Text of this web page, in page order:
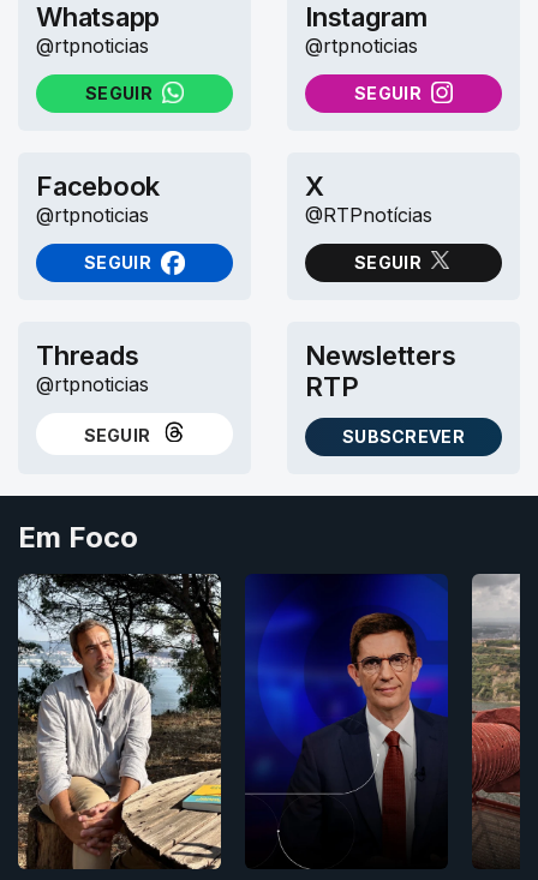
Whatsapp
@rtpnoticias
SEGUIR
NO WHATSAPP
Instagram
@rtpnoticias
SEGUIR
NO INSTAGRAM
Facebook
@rtpnoticias
SEGUIR
NO FACEBOOK
X
@RTPnotícias
SEGUIR
NO X (TWITTER)
Threads
@rtpnoticias
SEGUIR
NO THREADS
Newsletters
RTP
SUBSCREVER
AS NEWSLETTERS RTP
Em Foco